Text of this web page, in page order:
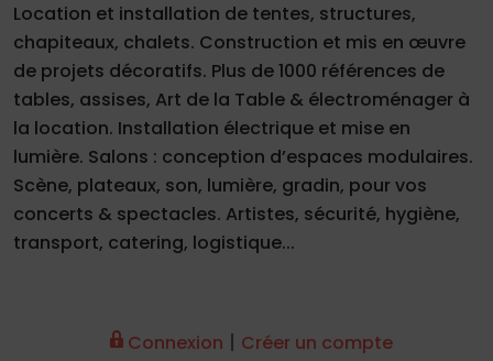
Location et installation de tentes, structures,
chapiteaux, chalets. Construction et mis en œuvre
de projets décoratifs. Plus de 1000 références de
tables, assises, Art de la Table & électroménager à
la location. Installation électrique et mise en
lumière. Salons : conception d’espaces modulaires.
Scène, plateaux, son, lumière, gradin, pour vos
concerts & spectacles. Artistes, sécurité, hygiène,
transport, catering, logistique...
Connexion | Créer un compte